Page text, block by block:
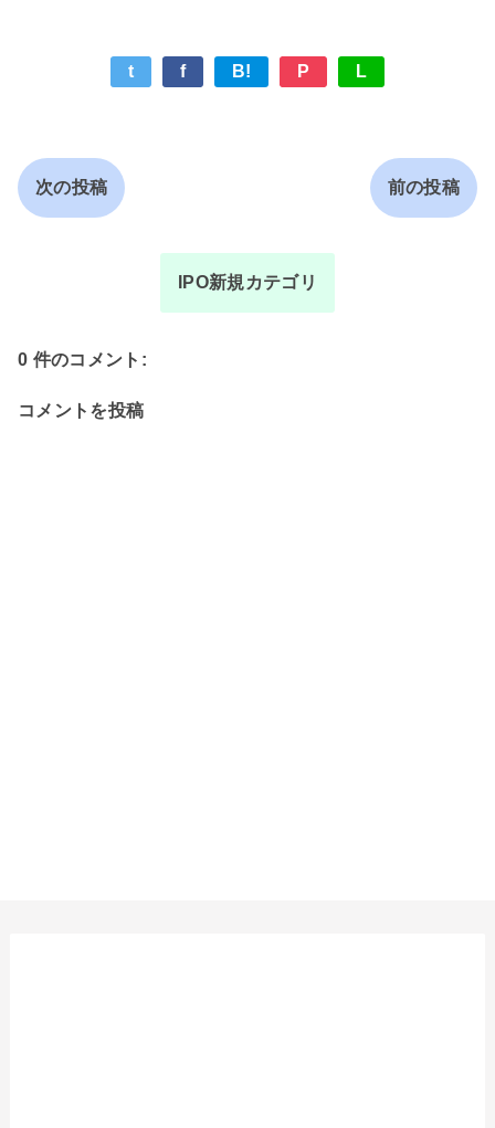
t f B! P L
次の投稿 前の投稿
IPO新規カテゴリ
0 件のコメント:
コメントを投稿